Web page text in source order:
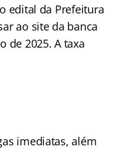
edital da Prefeitura
ao site da banca
de 2025. A taxa
imediatas, além